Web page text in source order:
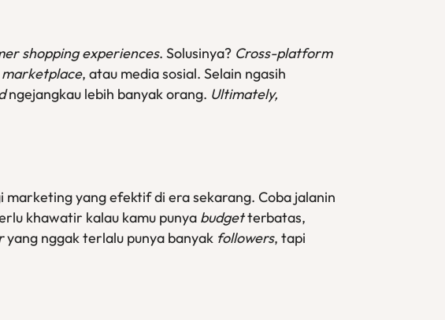
shopping experiences. Solusinya? Cross-platform
, atau media sosial. Selain ngasih
ngejangkau lebih banyak orang. Ultimately,
marketing yang efektif di era sekarang. Coba jalanin
khawatir kalau kamu punya budgetterbatas,
yang nggak terlalu punya banyak followers, tapi